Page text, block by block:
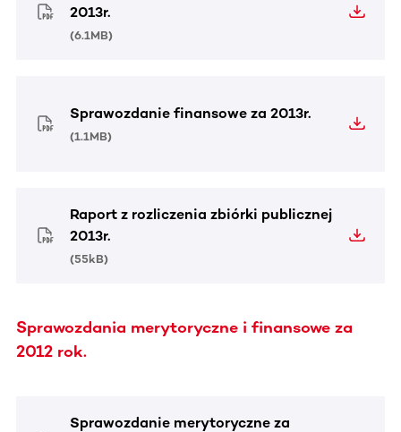
2013r.
(6.1MB)
Sprawozdanie finansowe za 2013r.
(1.1MB)
Raport z rozliczenia zbiórki publicznej
2013r.
(55kB)
Sprawozdania merytoryczne i finansowe za
2012 rok.
Sprawozdanie merytoryczne za